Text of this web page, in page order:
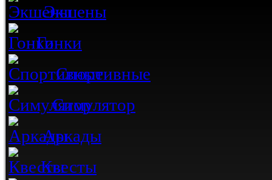
Экшены
Гонки
Спортивные
Симулятор
Аркады
Квесты